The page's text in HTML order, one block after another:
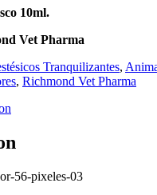
10ml.
Vet Pharma
Tranquilizantes,
, Richmond Vet Pharma